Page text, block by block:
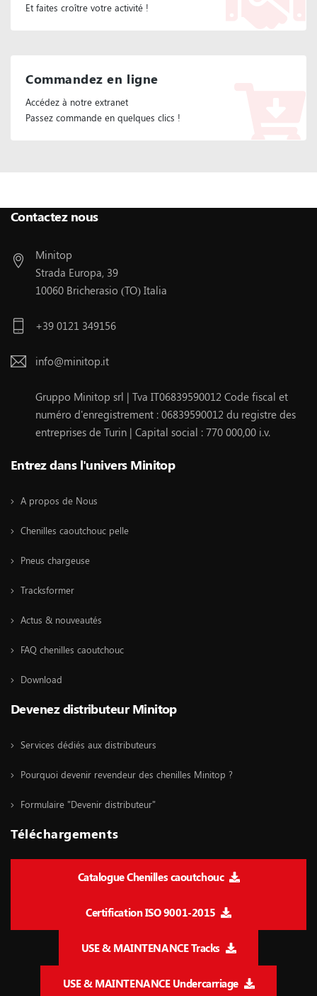
Et faites croître votre activité !
Commandez en ligne
Accédez à notre extranet
Passez commande en quelques clics !
Contactez nous
Minitop
Strada Europa, 39
10060 Bricherasio (TO) Italia
+39 0121 349156
info@minitop.it
Gruppo Minitop srl | Tva IT06839590012 Code fiscal et
numéro d'enregistrement : 06839590012 du registre des
entreprises de Turin | Capital social : 770 000,00 i.v.
Entrez dans l'univers Minitop
A propos de Nous
Chenilles caoutchouc pelle
Pneus chargeuse
Tracksformer
Actus & nouveautés
FAQ chenilles caoutchouc
Download
Devenez distributeur Minitop
Services dédiés aux distributeurs
Pourquoi devenir revendeur des chenilles Minitop ?
Formulaire "Devenir distributeur"
Téléchargements
Catalogue Chenilles caoutchouc
Certification ISO 9001-2015
USE & MAINTENANCE Tracks
USE & MAINTENANCE Undercarriage